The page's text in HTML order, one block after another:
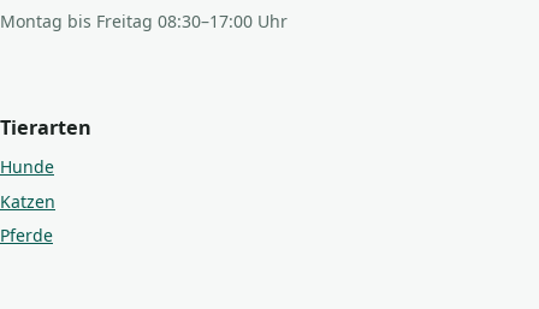
Montag bis Freitag 08:30–17:00 Uhr
Tierarten
Hunde
Katzen
Pferde